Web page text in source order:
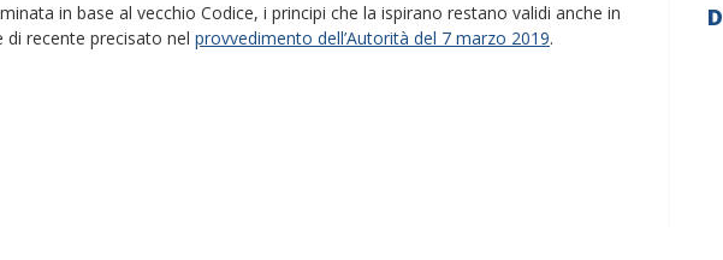
in base al vecchio Codice, i principi che la ispirano restano validi anche in
recente precisato nel provvedimento dell’Autorità del 7 marzo 2019.